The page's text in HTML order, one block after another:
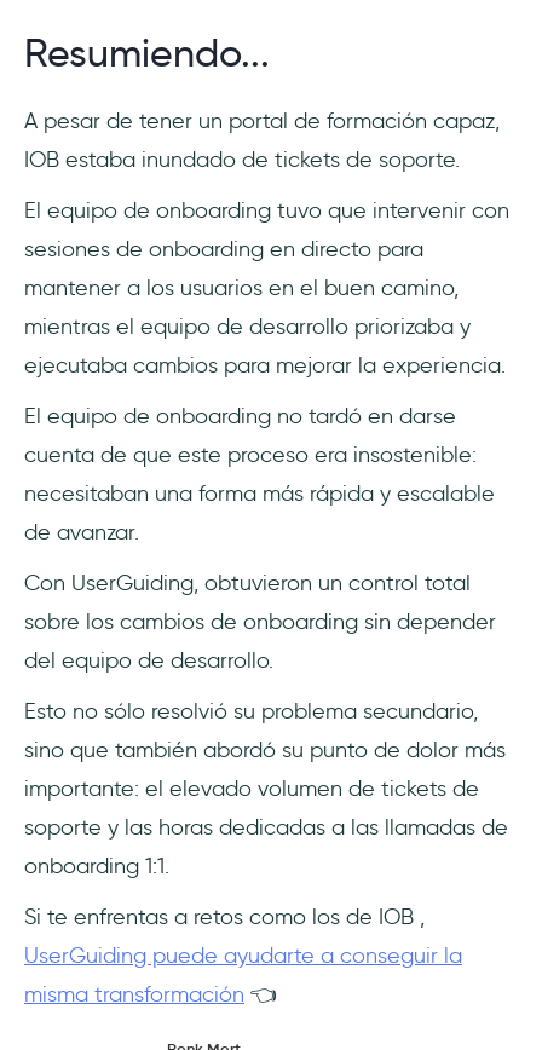
Resumiendo...
A pesar de tener un portal de formación capaz,
IOB estaba inundado de tickets de soporte.
El equipo de onboarding tuvo que intervenir con
sesiones de onboarding en directo para
mantener a los usuarios en el buen camino,
mientras el equipo de desarrollo priorizaba y
ejecutaba cambios para mejorar la experiencia.
El equipo de onboarding no tardó en darse
cuenta de que este proceso era insostenible:
necesitaban una forma más rápida y escalable
de avanzar.
Con UserGuiding, obtuvieron un control total
sobre los cambios de onboarding sin depender
del equipo de desarrollo.
Esto no sólo resolvió su problema secundario,
sino que también abordó su punto de dolor más
importante: el elevado volumen de tickets de
soporte y las horas dedicadas a las llamadas de
onboarding 1:1.
Si te enfrentas a retos como los de IOB ,
UserGuiding puede ayudarte a conseguir la
misma transformación 👈